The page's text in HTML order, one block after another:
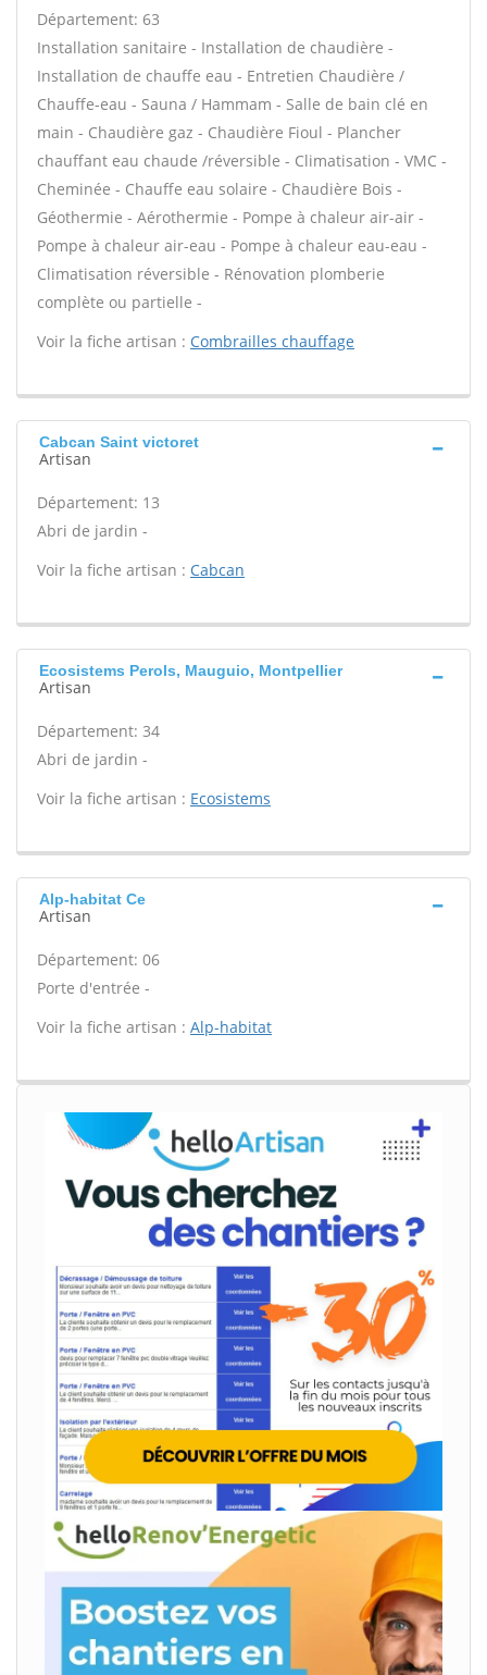
Département: 63
Installation sanitaire - Installation de chaudière -
Installation de chauffe eau - Entretien Chaudière /
Chauffe-eau - Sauna / Hammam - Salle de bain clé en
main - Chaudière gaz - Chaudière Fioul - Plancher
chauffant eau chaude /réversible - Climatisation - VMC -
Cheminée - Chauffe eau solaire - Chaudière Bois -
Géothermie - Aérothermie - Pompe à chaleur air-air -
Pompe à chaleur air-eau - Pompe à chaleur eau-eau -
Climatisation réversible - Rénovation plomberie
complète ou partielle -
Voir la fiche artisan : Combrailles chauffage
Cabcan Saint victoret
Artisan
Département: 13
Abri de jardin -
Voir la fiche artisan : Cabcan
Ecosistems Perols, Mauguio, Montpellier
Artisan
Département: 34
Abri de jardin -
Voir la fiche artisan : Ecosistems
Alp-habitat Ce
Artisan
Département: 06
Porte d'entrée -
Voir la fiche artisan : Alp-habitat